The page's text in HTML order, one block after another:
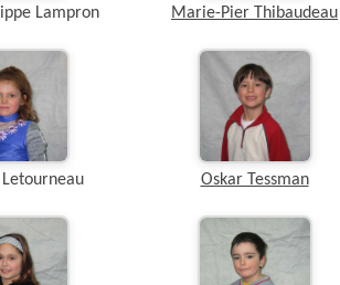
Lampron Marie-Pier Thibaudeau
Oskar Tessman